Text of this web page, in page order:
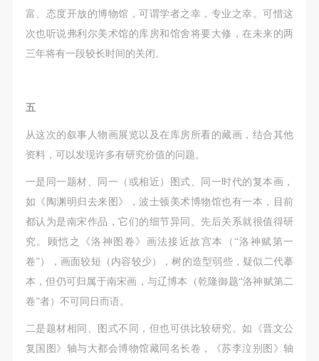
富、态度开放的博物馆，可谓学者之幸，专业之幸。可惜这
次也听说弗利尔美术馆的库房和馆舍将要大修，在未来的两
三年将有一段较长时间的关闭。
五
从这次的叙事人物画展览以及在库房所看的藏画，结合其他
资料，可以发现许多有研究价值的问题。
一是同一题材、同一（或相近）图式、同一时代的复本画，
如《陶渊明归去来图》，波士顿美术博物馆也有一本，目前
都认为是南宋作品，它们的细节异同、先后关系就很值得研
究。顾恺之《洛神图卷》画法接近故宫本（“洛神赋第一
卷”），画面较短（内容较少），树的造型弱些，疑似二代摹
本，但仍可归属于南宋画，与辽博本（乾隆御题“洛神赋第二
卷”者）不可同日而语。
二是题材相同、图式不同，但也可供比较研究。如《晋文公
复国图》轴与大都会博物馆藏同名长卷，《苏李泣别图》轴